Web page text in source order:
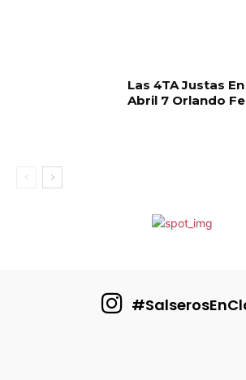
Las 4TA Justas
Abril 7 Orlando